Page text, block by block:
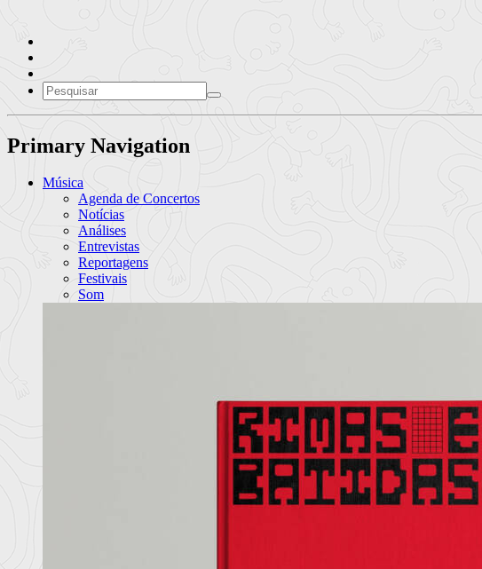
Primary Navigation
Música
Agenda de Concertos
Notícias
Análises
Entrevistas
Reportagens
Festivais
Som